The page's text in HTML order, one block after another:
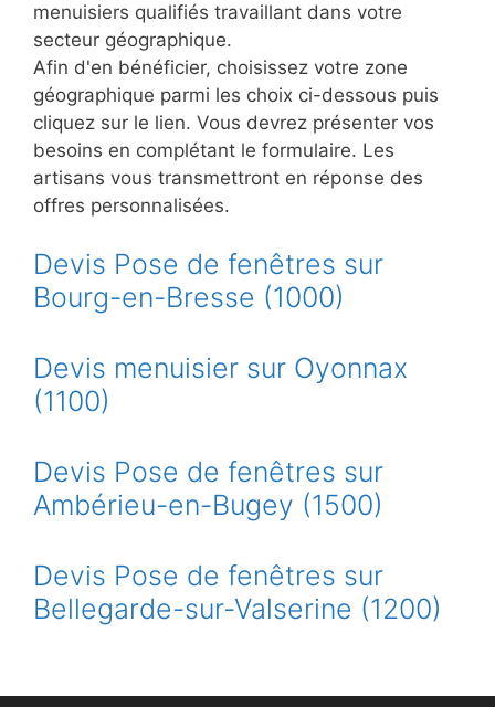
menuisiers qualifiés travaillant dans votre
secteur géographique.
Afin d'en bénéficier, choisissez votre zone
géographique parmi les choix ci-dessous puis
cliquez sur le lien. Vous devrez présenter vos
besoins en complétant le formulaire. Les
artisans vous transmettront en réponse des
offres personnalisées.
Devis Pose de fenêtres sur
Bourg-en-Bresse (1000)
Devis menuisier sur Oyonnax
(1100)
Devis Pose de fenêtres sur
Ambérieu-en-Bugey (1500)
Devis Pose de fenêtres sur
Bellegarde-sur-Valserine (1200)